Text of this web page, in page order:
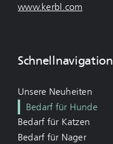
www.kerbl.com
Schnellnavigation
Unsere Neuheiten
Bedarf für Hunde
Bedarf für Katzen
Bedarf für Nager